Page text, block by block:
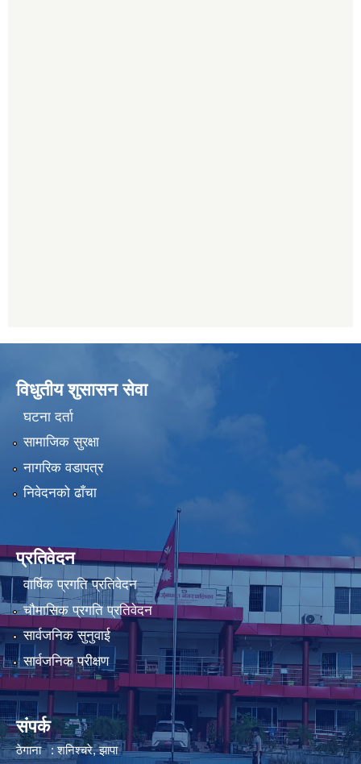
विधुतीय शुसासन सेवा
घटना दर्ता
सामाजिक सुरक्षा
नागरिक वडापत्र
निवेदनको ढाँचा
प्रतिवेदन
वार्षिक प्रगति प्रतिवेदन
चौमासिक प्रगति प्रतिवेदन
सार्वजनिक सुनुवाई
सार्वजनिक परीक्षण
संपर्क
ठेगाना : शनिश्चरे, झापा